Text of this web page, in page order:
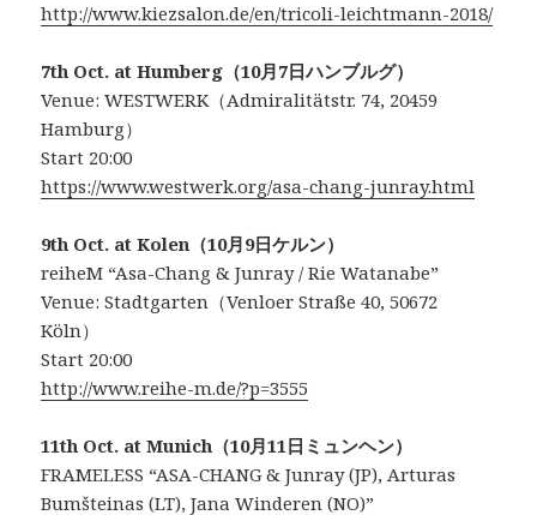
http://www.kiezsalon.de/en/tricoli-leichtmann-2018/
7th Oct. at Humberg（10月7日ハンブルグ）
Venue: WESTWERK（Admiralitätstr. 74, 20459
Hamburg）
Start 20:00
https://www.westwerk.org/asa-chang-junray.html
9th Oct. at Kolen（10月9日ケルン）
reiheM “Asa-Chang & Junray / Rie Watanabe”
Venue: Stadtgarten（Venloer Straße 40, 50672
Köln）
Start 20:00
http://www.reihe-m.de/?p=3555
11th Oct. at Munich（10月11日ミュンヘン）
FRAMELESS “ASA-CHANG & Junray (JP), Arturas
Bumšteinas (LT), Jana Winderen (NO)”